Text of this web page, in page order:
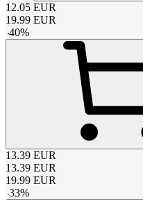
12.05 EUR
19.99 EUR
-40%
13.39 EUR
13.39 EUR
19.99 EUR
-33%